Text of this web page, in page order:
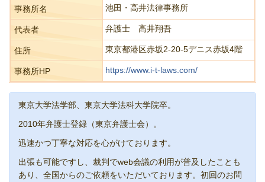
事務所名 池田・高井法律事務所
代表者 弁護士 高井翔吾
住所 東京都港区赤坂2-20-5デニス赤坂4階
事務所HP https://www.i-t-laws.com/
東京大学法学部、東京大学法科大学院卒。
2010年弁護士登録（東京弁護士会）。
迅速かつ丁寧な対応を心がけております。
出張も可能ですし、裁判でweb会議の利用が普及したことも
あり、全国からのご依頼をいただいております。初回のお問